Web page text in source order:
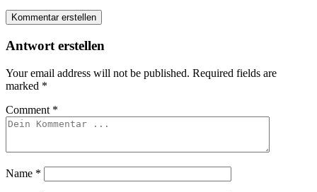
Kommentar erstellen
Antwort erstellen
Your email address will not be published. Required fields are
marked *
Comment *
Name *